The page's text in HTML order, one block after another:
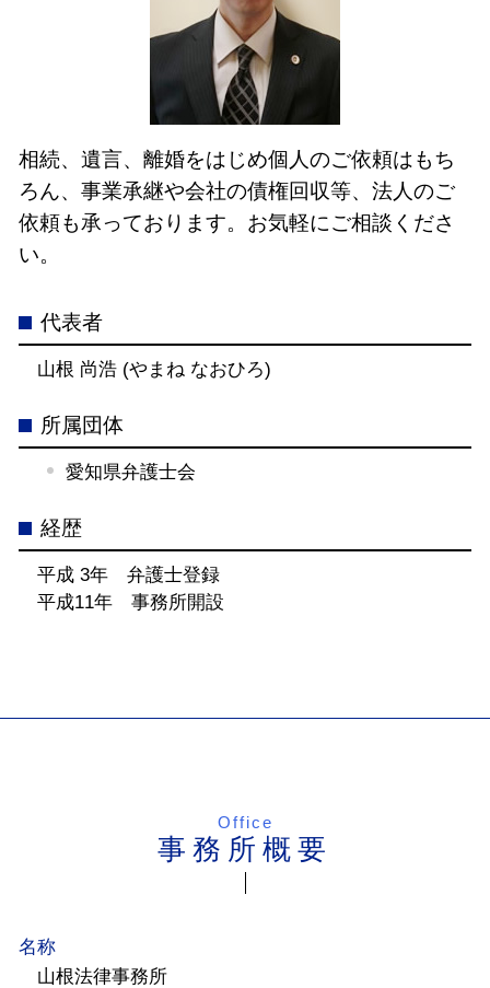
相続、遺言、離婚をはじめ個人のご依頼はもち
ろん、事業承継や会社の債権回収等、法人のご
依頼も承っております。お気軽にご相談くださ
い。
代表者
山根 尚浩 (やまね なおひろ)
所属団体
愛知県弁護士会
経歴
平成 3年 弁護士登録
平成11年 事務所開設
Office
事務所概要
名称
山根法律事務所